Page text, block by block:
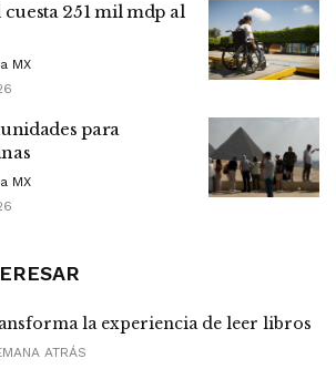
251 mil mdp al
MX
para
MX
la experiencia de leer libros
ATRÁS